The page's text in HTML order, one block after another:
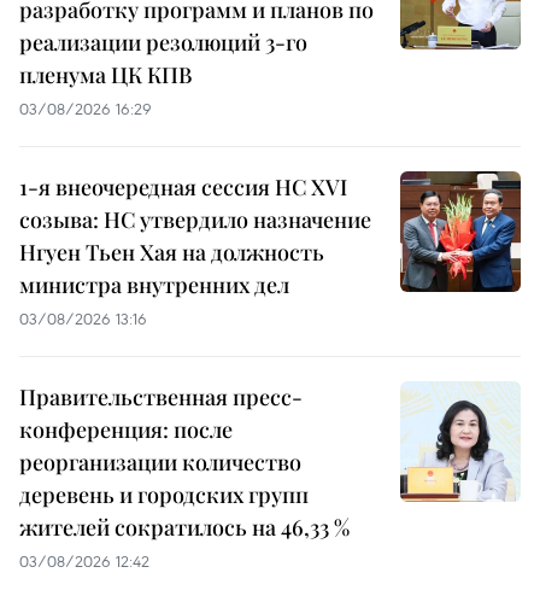
разработку программ и планов по
реализации резолюций 3-го
пленума ЦК КПВ
03/08/2026 16:29
1-я внеочередная сессия НС XVI
созыва: НС утвердило назначение
Нгуен Тьен Хая на должность
министра внутренних дел
03/08/2026 13:16
Правительственная пресс-
конференция: после
реорганизации количество
деревень и городских групп
жителей сократилось на 46,33 %
03/08/2026 12:42